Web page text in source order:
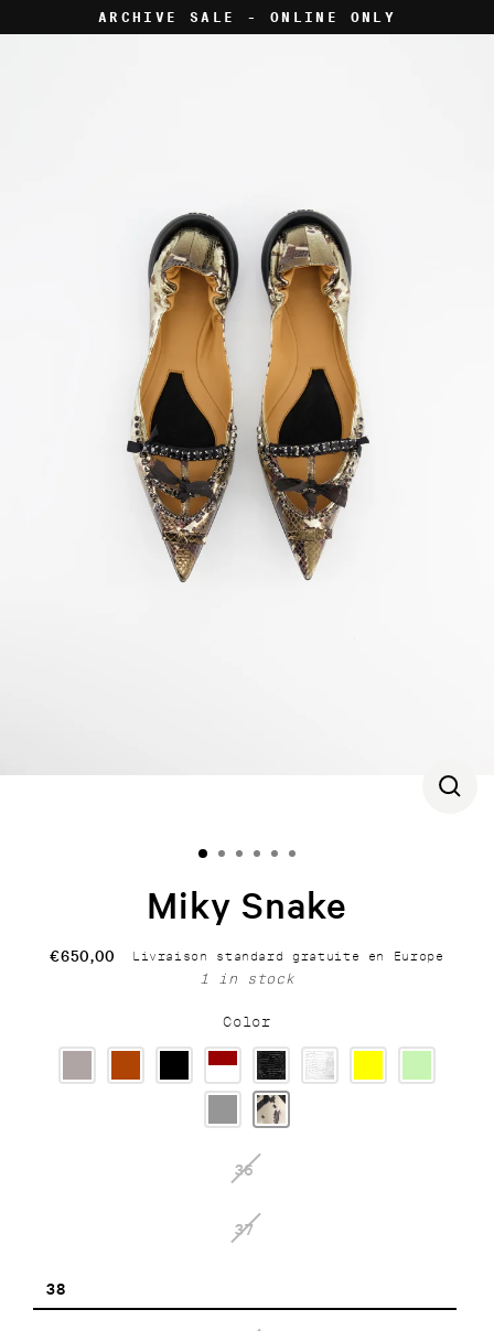
to
ARCHIVE SALE - ONLINE ONLY
Miky Snake
Regular
price
€650,00 Livraison standard gratuite en Europe
1 in stock
Color
36
37
38